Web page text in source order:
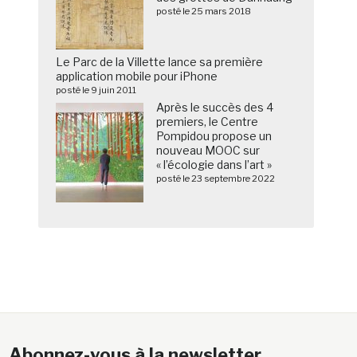
posté le 25 mars 2018
Le Parc de la Villette lance sa première
application mobile pour iPhone
posté le 9 juin 2011
Après le succès des 4
premiers, le Centre
Pompidou propose un
nouveau MOOC sur
« l’écologie dans l’art »
posté le 23 septembre 2022